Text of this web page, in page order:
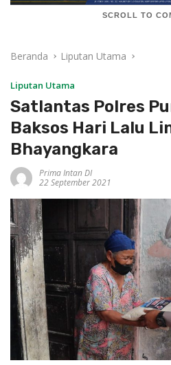
SCROLL TO
Beranda Liputan Utama
Liputan Utama
Satlantas Polres
Baksos Hari Lalu
Bhayangkara
Prima Intan DI
22 September 2021